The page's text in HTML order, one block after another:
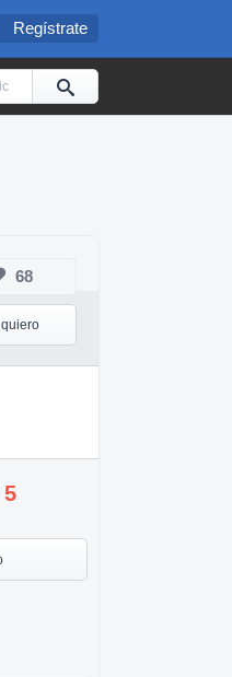
Regístrate
68
quiero
5